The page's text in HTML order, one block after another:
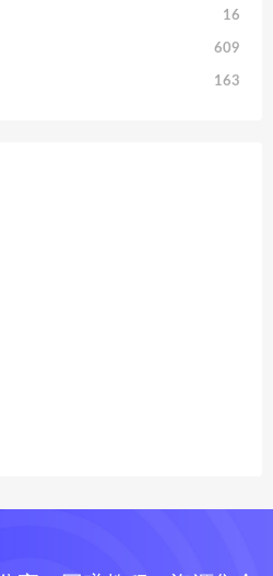
16
609
163